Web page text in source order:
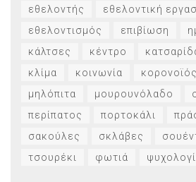
εθελοντής
εθελοντική
εθελοντισμός
επιβίωση
κάλτσες
κέντρο
κλίμα
κοινωνία κορονοϊός
μηλόπιτα
μουρουνόλαδο
περίπατος
πορτοκάλι
σακούλες
σκλάβες
τσουρέκι
φωτιά